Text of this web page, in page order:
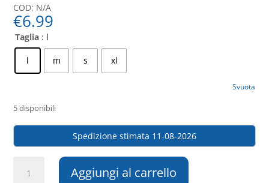
COD: N/A
€6.99
Taglia : l
l m s xl
Svuota
5 disponibili
Spedizione stimata 11-08-2026
Group
Aggiungi al carrello